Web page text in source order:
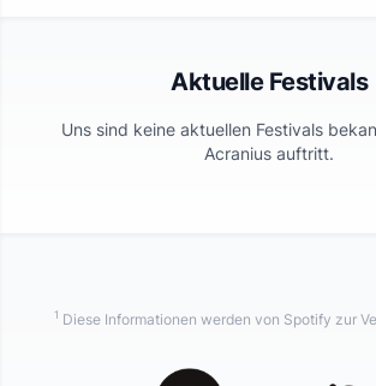
Aktuelle Festivals
Uns sind keine aktuellen Festivals
Acranius auftritt.
1 Diese Informationen werden von Spotify zur